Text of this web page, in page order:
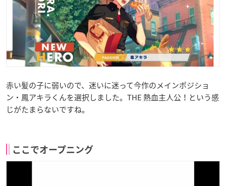
赤い髪の子に弱いので、迷いに迷って今作のメインポジショ
ン・鳳アキラくんを選択しました。THE 熱血主人公！という感
じがたまらないですね。
ここでオープニング